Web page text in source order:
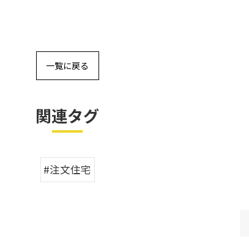
一覧に戻る
関連タグ
#注文住宅